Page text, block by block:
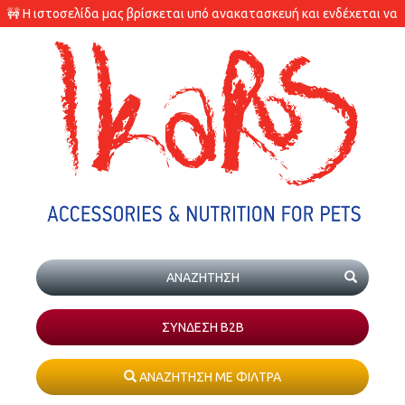
🚧 Η ιστοσελίδα μας βρίσκεται υπό ανακατασκευή και ενδέχεται να
υπάρχουν διαφορές στις διαθεσιμότητες των προϊόντων.
ΣΥΝΔΕΣΗ Β2Β
ΑΝΑΖΗΤΗΣΗ ΜΕ ΦΙΛΤΡΑ